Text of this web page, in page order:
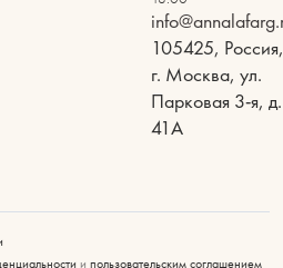
105425, Россия,
г. Москва, ул.
Парковая 3-я, д.
41А
и пользовательским соглашением